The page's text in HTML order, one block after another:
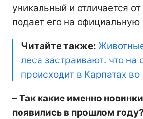
уникальный и отличается от
подает его на официальную
Читайте также:
леса застраивают: что на
происходит в Карпатах
–Так какие именно
появились в прошлом году?